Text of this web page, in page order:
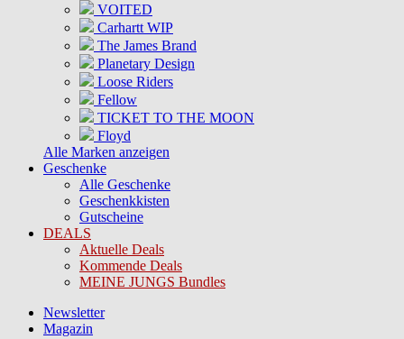
VOITED
Carhartt WIP
The James Brand
Planetary Design
Loose Riders
Fellow
TICKET TO THE MOON
Floyd
Alle Marken anzeigen
Geschenke
Alle Geschenke
Geschenkkisten
Gutscheine
DEALS
Aktuelle Deals
Kommende Deals
MEINE JUNGS Bundles
Newsletter
Magazin